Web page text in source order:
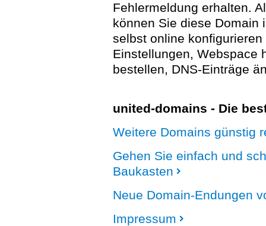
Fehlermeldung erhalten.
können Sie diese Domain
selbst online
Einstellungen, Webspace
bestellen, DNS-Einträge
united-domains - Die
Weitere Domains günstig
Gehen Sie einfach und
Baukasten
Neue Domain-Endungen
Impressum